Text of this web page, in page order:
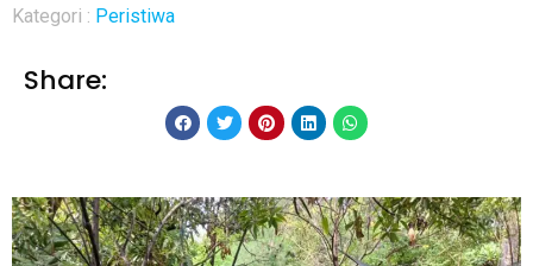
Kategori : Peristiwa
Share: